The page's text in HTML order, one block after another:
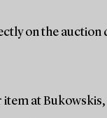
on the auction
at Bukowskis,